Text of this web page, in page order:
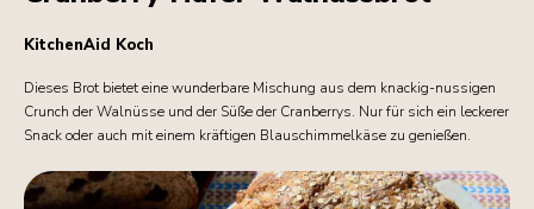
KitchenAid Koch
Dieses Brot bietet eine wunderbare Mischung aus dem knackig-nussigen
Crunch der Walnüsse und der Süße der Cranberrys. Nur für sich ein leckerer
Snack oder auch mit einem kräftigen Blauschimmelkäse zu genießen.